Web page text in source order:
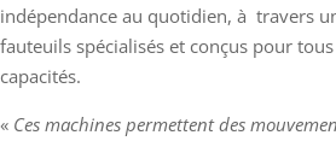
indépendance au quotidien, à travers
fauteuils spécialisés et conçus pour
capacités.
« Ces machines permettent des